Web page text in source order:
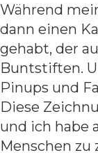
Während
dann einen
gehabt, der
Buntstiften.
Pinups und
Diese
und ich habe
Menschen